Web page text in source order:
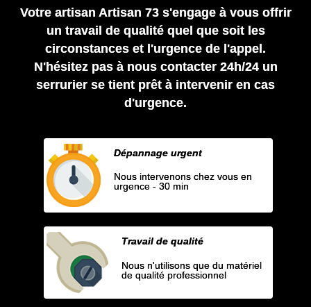
Votre artisan Artisan 73 s'engage à vous offrir
un travail de qualité quel que soit les
circonstances et l'urgence de l'appel.
N'hésitez pas à nous contacter 24h/24 un
serrurier se tient prêt à intervenir en cas
d'urgence.
Dépannage urgent
Nous intervenons chez vous en
urgence - 30 min
Travail de qualité
Nous n'utilisons que du matériel
de qualité professionnel